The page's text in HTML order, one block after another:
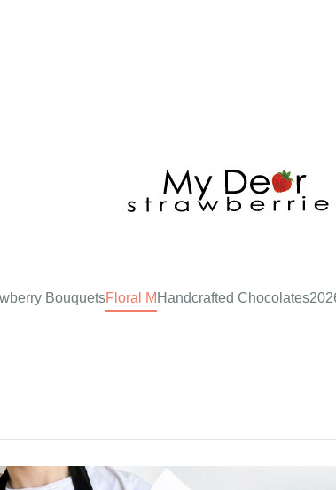
BouquetsFloral M Handcrafted Chocolates